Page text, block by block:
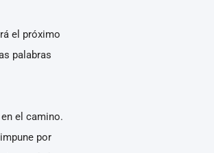
el próximo
palabras
el camino.
por